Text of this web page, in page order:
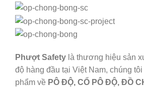
Phượt Safety là thương hiệu sản
độ hàng đầu tại Việt Nam, chúng
phẩm về PÔ ĐỘ, CỔ PÔ ĐỘ, ĐỒ